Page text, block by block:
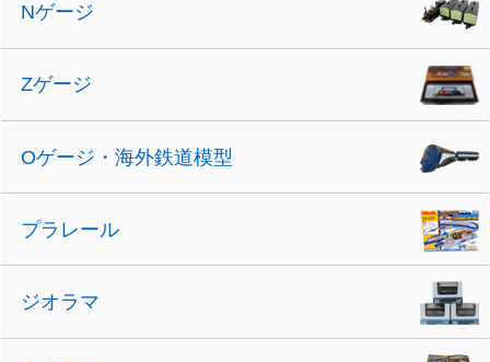
Nゲージ
Zゲージ
Oゲージ・海外鉄道模型
プラレール
ジオラマ